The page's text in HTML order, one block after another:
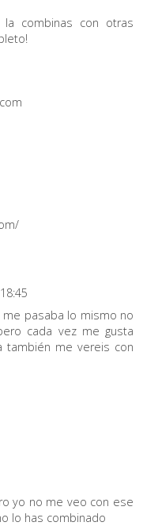
combinas con otras
me pasaba lo mismo no
cada vez me gusta
también me vereis con
yo no me veo con ese
lo has combinado